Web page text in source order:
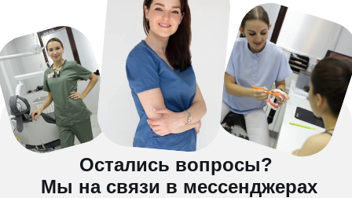
Остались вопросы?
Мы на связи в мессенджерах